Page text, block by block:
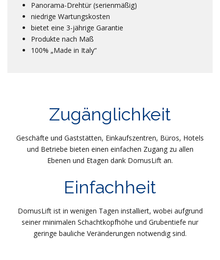
Panorama-Drehtür (serienmäßig)
niedrige Wartungskosten
bietet eine 3-jährige Garantie
Produkte nach Maß
100% „Made in Italy“
Zugänglichkeit
Geschäfte und Gaststätten, Einkaufszentren, Büros, Hotels
und Betriebe bieten einen einfachen Zugang zu allen
Ebenen und Etagen dank DomusLift an.
Einfachheit
DomusLift ist in wenigen Tagen installiert, wobei aufgrund
seiner minimalen Schachtkopfhöhe und Grubentiefe nur
geringe bauliche Veränderungen notwendig sind.